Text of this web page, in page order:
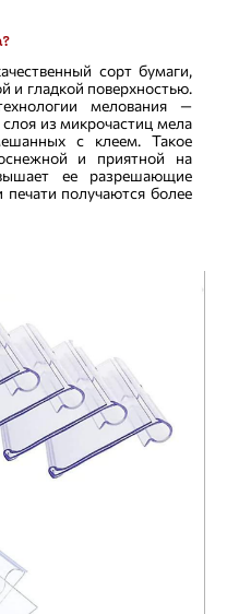
сорт бумаги,
и гладкой поверхностью.
мелования —
из микрочастиц мела
с клеем. Такое
и приятной на
ее разрешающие
печати получаются более